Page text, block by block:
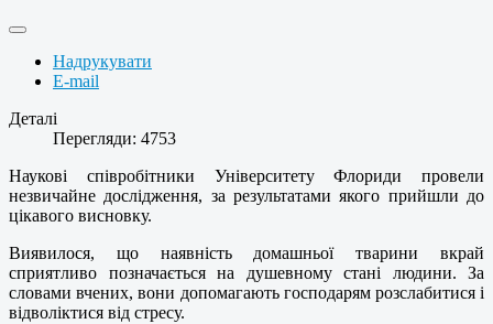
Надрукувати
E-mail
Деталі
Перегляди: 4753
Наукові співробітники Університету Флориди провели
незвичайне дослідження, за результатами якого прийшли до
цікавого висновку.
Виявилося, що наявність домашньої тварини вкрай
сприятливо позначається на душевному стані людини. За
словами вчених, вони допомагають господарям розслабитися і
відволіктися від стресу.